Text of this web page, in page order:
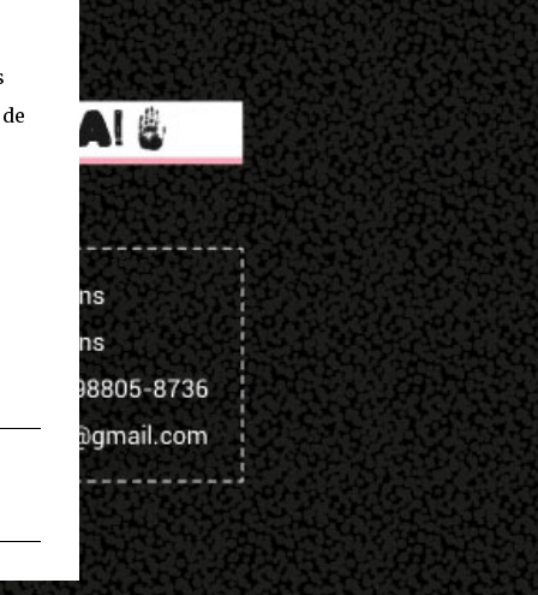
que era transgênero, Eu namorei muito e
quase esqueci. Eu ti...